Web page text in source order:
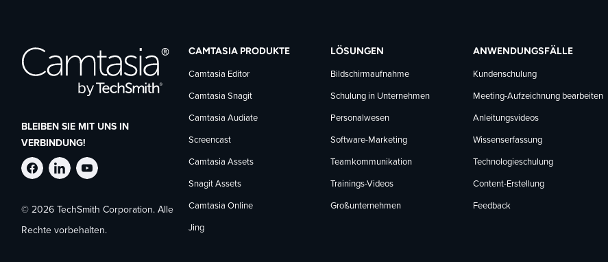
BLEIBEN SIE MIT UNS IN
VERBINDUNG!
TechSmith
auf
TechSmith
auf
TechSmith
auf
© 2026 TechSmith Corporation. Alle
Rechte vorbehalten.
CAMTASIA PRODUKTE
Camtasia Editor
Camtasia Snagit
Camtasia Audiate
Screencast
Camtasia Assets
Snagit Assets
Camtasia Online
Jing
LÖSUNGEN
Bildschirmaufnahme
Schulung in Unternehmen
Personalwesen
Software-Marketing
Teamkommunikation
Trainings-Videos
Großunternehmen
ANWENDUNGSFÄLLE
Kundenschulung
Meeting-Aufzeichnung bearbeiten
Anleitungsvideos
Wissenserfassung
Technologieschulung
Content-Erstellung
Feedback